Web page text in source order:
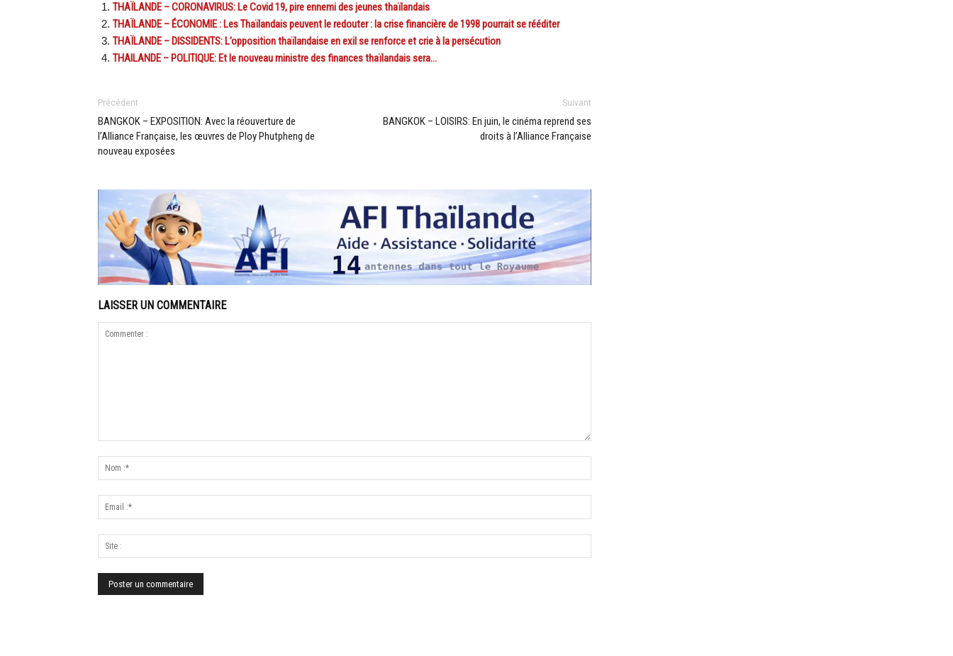
THAÏLANDE – CORONAVIRUS: Le Covid 19, pire ennemi des jeunes thaïlandais
THAÏLANDE – ÉCONOMIE : Les Thaïlandais peuvent le redouter : la crise financière de 1998 pourrait se rééditer
THAÏLANDE – DISSIDENTS: L’opposition thaïlandaise en exil se renforce et crie à la persécution
THAILANDE – POLITIQUE: Et le nouveau ministre des finances thaïlandais sera…
Précédent
BANGKOK – EXPOSITION: Avec la réouverture de
l’Alliance Française, les œuvres de Ploy Phutpheng de
nouveau exposées
Suivant
BANGKOK – LOISIRS: En juin, le cinéma reprend ses
droits à l’Alliance Française
LAISSER UN COMMENTAIRE